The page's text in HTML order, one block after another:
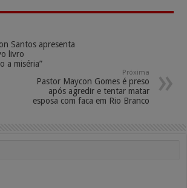
tt re
ds
e
a
m
ai p
n
k
ar
Santos apresenta
livro
a miséria”
Próxima
Pastor Maycon Gomes é preso
após agredir e tentar matar
esposa com faca em Rio Branco